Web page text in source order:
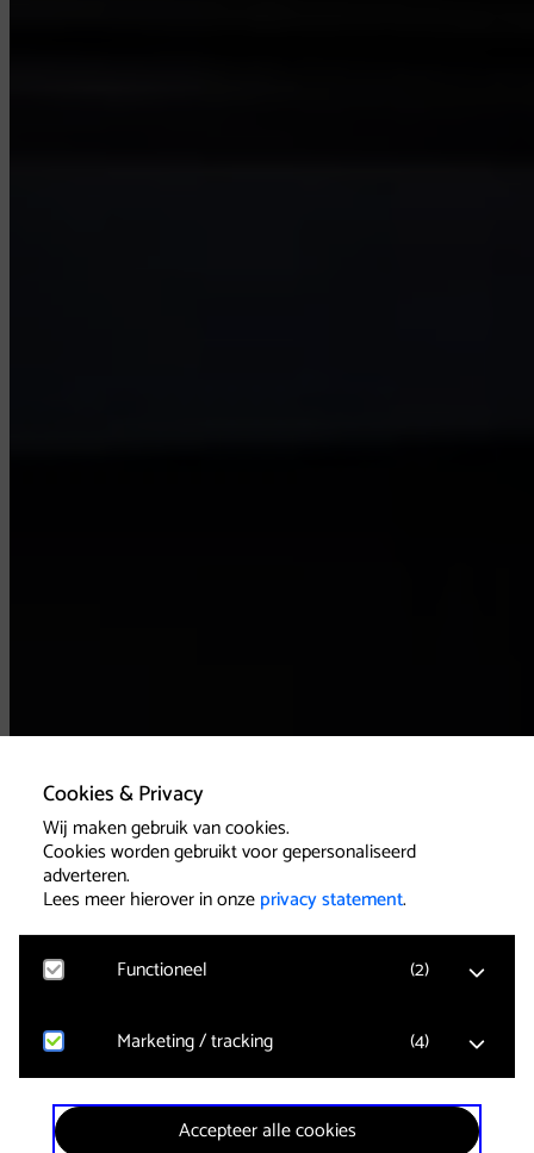
Cookies & Privacy
Wij maken gebruik van cookies.
Cookies worden gebruikt voor gepersonaliseerd
adverteren.
Lees meer hierover in onzeprivacy statement.
Functioneel (2)
Google Analytics
wordt gemeten en gebruikersgegevens worden
anoniem verzameld.
Marketing / tracking (4)
YouTube
Video’s in pagina’s kunnen worden afgespeeld.
Accepteer alle cookies